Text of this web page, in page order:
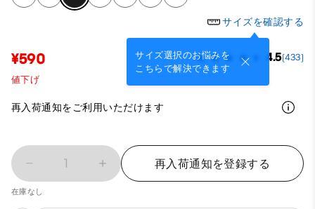
サイズを確認する
サイズ選択のお悩みを
こちらで解決できます
¥590 4.5(433)
値下げ
再入荷通知をご利用いただけます
1 再入荷通知を登録する
在庫なし